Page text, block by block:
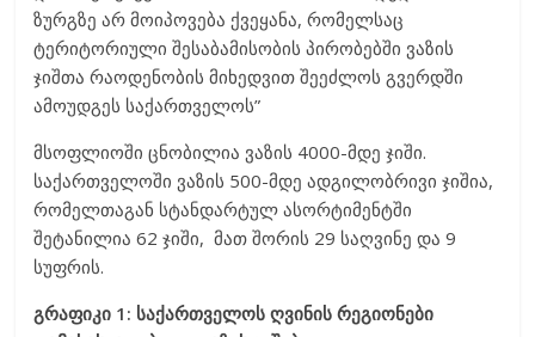
ზურგზე არ მოიპოვება ქვეყანა, რომელსაც
ტერიტორიული შესაბამისობის პირობებში ვაზის
ჯიშთა რაოდენობის მიხედვით შეეძლოს გვერდში
ამოუდგეს საქართველოს”
მსოფლიოში ცნობილია ვაზის 4000-მდე ჯიში.
საქართველოში ვაზის 500-მდე ადგილობრივი ჯიშია,
რომელთაგან სტანდარტულ ასორტიმენტში
შეტანილია 62 ჯიში, მათ შორის 29 საღვინე და 9
სუფრის.
გრაფიკი 1: საქართველოს ღვინის რეგიონები